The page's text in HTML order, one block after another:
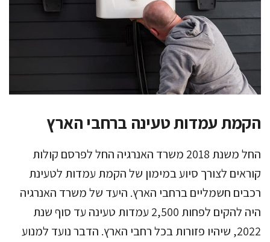
הקמת עמדות טעינה ברחבי הארץ
החל משנת 2018 משרד האנרגיה החל לפרסם קולות
קוראים לצורך סיוע במימון של הקמת עמדות לטעינת
רכבים חשמליים ברחבי הארץ. היעד של משרד האנרגיה
היה להקים לפחות 2,500 עמדות טעינה עד סוף שנת
2022, שיהיו פזורות בכל רחבי הארץ. הדבר נועד למנוע